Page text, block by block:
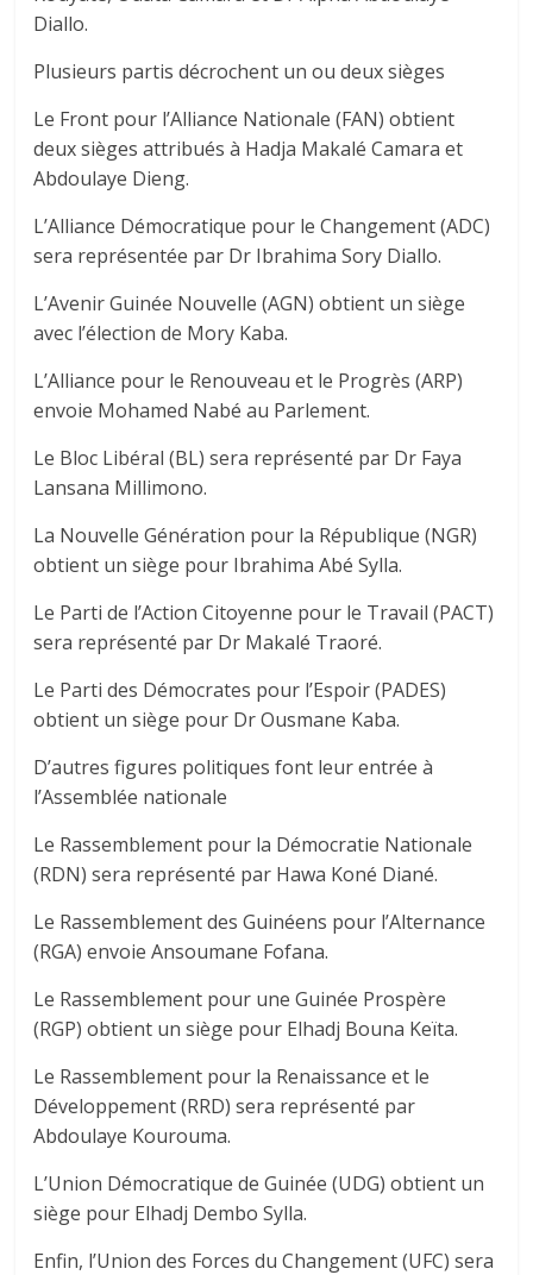
Diallo.
Plusieurs partis décrochent un ou deux sièges
Le Front pour l’Alliance Nationale (FAN) obtient
deux sièges attribués à Hadja Makalé Camara et
Abdoulaye Dieng.
L’Alliance Démocratique pour le Changement (ADC)
sera représentée par Dr Ibrahima Sory Diallo.
L’Avenir Guinée Nouvelle (AGN) obtient un siège
avec l’élection de Mory Kaba.
L’Alliance pour le Renouveau et le Progrès (ARP)
envoie Mohamed Nabé au Parlement.
Le Bloc Libéral (BL) sera représenté par Dr Faya
Lansana Millimono.
La Nouvelle Génération pour la République (NGR)
obtient un siège pour Ibrahima Abé Sylla.
Le Parti de l’Action Citoyenne pour le Travail (PACT)
sera représenté par Dr Makalé Traoré.
Le Parti des Démocrates pour l’Espoir (PADES)
obtient un siège pour Dr Ousmane Kaba.
D’autres figures politiques font leur entrée à
l’Assemblée nationale
Le Rassemblement pour la Démocratie Nationale
(RDN) sera représenté par Hawa Koné Diané.
Le Rassemblement des Guinéens pour l’Alternance
(RGA) envoie Ansoumane Fofana.
Le Rassemblement pour une Guinée Prospère
(RGP) obtient un siège pour Elhadj Bouna Keïta.
Le Rassemblement pour la Renaissance et le
Développement (RRD) sera représenté par
Abdoulaye Kourouma.
L’Union Démocratique de Guinée (UDG) obtient un
siège pour Elhadj Dembo Sylla.
Enfin, l’Union des Forces du Changement (UFC) sera